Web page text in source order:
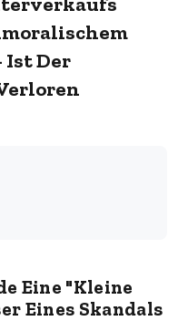
Ist Der
Eine "kleine
Eines Skandals